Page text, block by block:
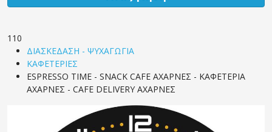
110
ΔΙΑΣΚΕΔΑΣΗ - ΨΥΧΑΓΩΓΙΑ
ΚΑΦΕΤΕΡΙΕΣ
ESPRESSO TIME - SNACK CAFE ΑΧΑΡΝΕΣ - ΚΑΦΕΤΕΡΙΑ
ΑΧΑΡΝΕΣ - CAFE DELIVERY ΑΧΑΡΝΕΣ